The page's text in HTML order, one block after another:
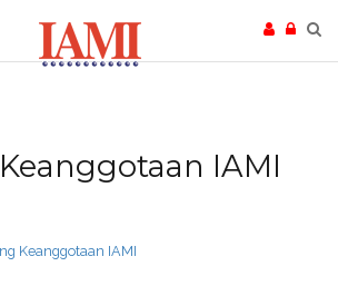
IAMI
Keanggotaan IAMI